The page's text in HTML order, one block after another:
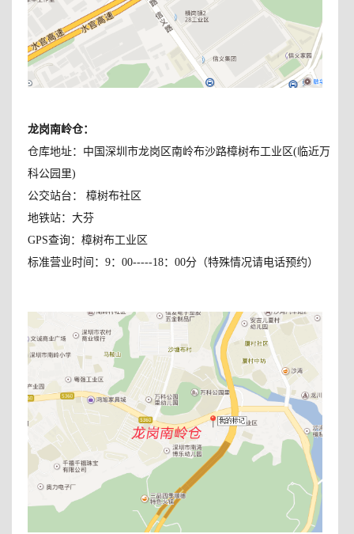
龙岗南岭仓：
仓库地址：中国深圳市龙岗区南岭布沙路樟树布工业区(临近万
科公园里)
公交站台： 樟树布社区
地铁站：大芬
GPS查询：樟树布工业区
标准营业时间：9：00-----18：00分（特殊情况请电话预约）